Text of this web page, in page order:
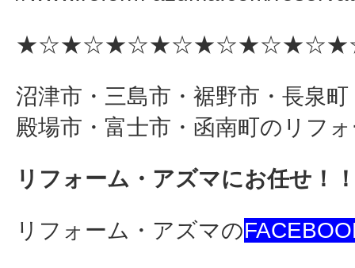
沼津市・三島市・裾野市・長泉
殿場市・富士市・函南町のリフ
リフォーム・アズマにお任せ！
リフォーム・アズマの